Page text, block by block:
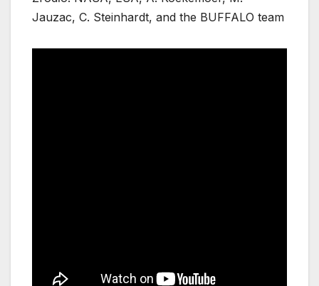
Jauzac, C. Steinhardt, and the BUFFALO team